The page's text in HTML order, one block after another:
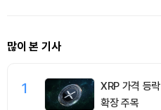
많이 본 기사
1
XRP 가격 등
확장 주목